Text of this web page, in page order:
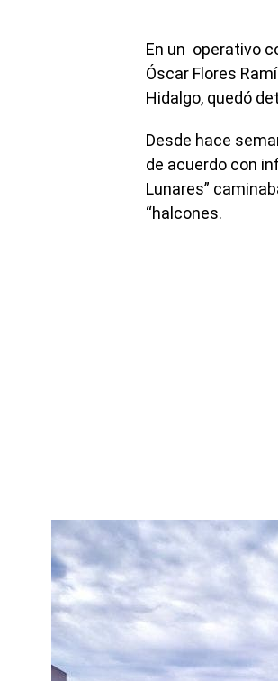
En un operativo
Óscar Flores
Hidalgo, quedó
Desde hace
de acuerdo con
Lunares”
“halcones.